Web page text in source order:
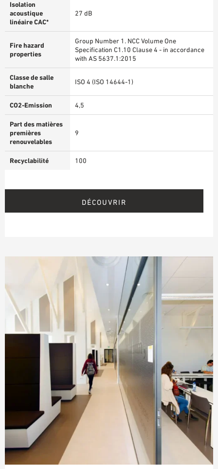
Isolation
acoustique
linéaire CAC*
27 dB
Fire hazard
properties
Group Number 1. NCC Volume One
Specification C1.10 Clause 4 - in accordance
with AS 5637.1:2015
Classe de salle
blanche
ISO 4 (ISO 14644-1)
CO2-Emission 4,5
Part des matières
premières
renouvelables
9
Recyclabilité 100
DÉCOUVRIR